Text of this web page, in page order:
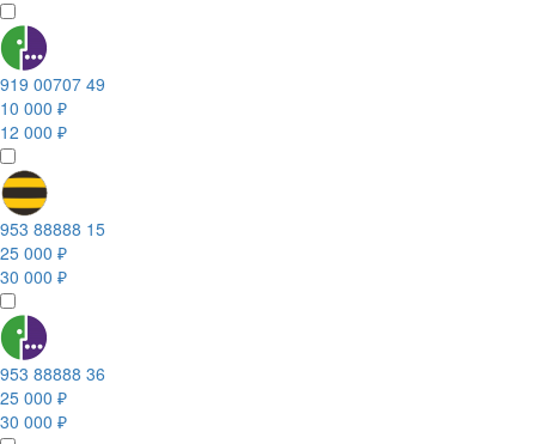
919 00707 49
10 000 ₽
12 000 ₽
953 88888 15
25 000 ₽
30 000 ₽
953 88888 36
25 000 ₽
30 000 ₽